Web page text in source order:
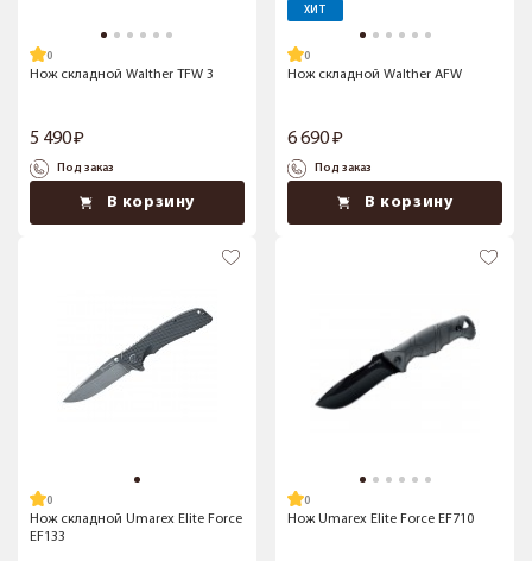
Нож складной Walther TFW 3
5 490
Под заказ
В корзину
ХИТ
Нож складной Walther AFW
6 690
Под заказ
В корзину
Нож складной Umarex Elite Force
EF133
Нож Umarex Elite Force EF710